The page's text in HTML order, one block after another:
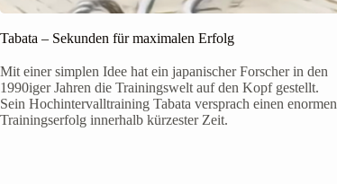
Tabata – Sekunden für maximalen Erfolg
Mit einer simplen Idee hat ein japanischer Forscher in den
1990iger Jahren die Trainingswelt auf den Kopf gestellt.
Sein Hochintervalltraining Tabata versprach einen enormen
Trainingserfolg innerhalb kürzester Zeit.